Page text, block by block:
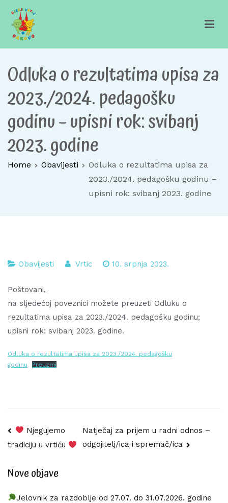
content
Dječji vrtić Đakovo
Za sretno djetinjstvo
Odluka o rezultatima upisa za
2023./2024. pedagošku
godinu – upisni rok: svibanj
2023. godine
Home Obavijesti
Odluka o rezultatima upisa za
2023./2024. pedagošku godinu –
upisni rok: svibanj 2023. godine
Obavijesti Vrtic 10. srpnja 2023.
Poštovani,
na sljedećoj poveznici možete preuzeti Odluku o
rezultatima upisa za 2023./2024. pedagošku godinu;
upisni rok: svibanj 2023. godine.
Odluka o rezultatima upisa za 2023./2024. pedagošku
godinu
Preuzmi
Navigacija
objava
Njegujemo
tradiciju u vrtiću
Natječaj za prijem u radni odnos –
odgojitelj/ica i spremač/ica
Nove objave
Jelovnik za razdoblje od 27.07. do 31.07.2026. godine